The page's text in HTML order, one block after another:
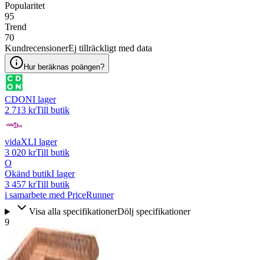
Popularitet
95
Trend
70
KundrecensionerEj tillräckligt med data
Hur beräknas poängen?
CDONI lager
2 713 krTill butik
vidaXLI lager
3 020 krTill butik
O
Okänd butikI lager
3 457 krTill butik
i samarbete med PriceRunner
Visa alla specifikationerDölj specifikationer
9